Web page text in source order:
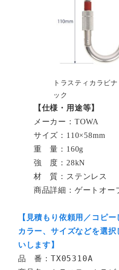
トラスティカラビ
ック
【仕様・用途等】
メーカー：TOWA
サイズ：110×58mm
重 量：160g
強 度：28kN
材 質：ステンレス
商品詳細：ゲートオー
【見積もり依頼用／コピ
カラー、サイズなどを選
いします】
品　番：TX05310A